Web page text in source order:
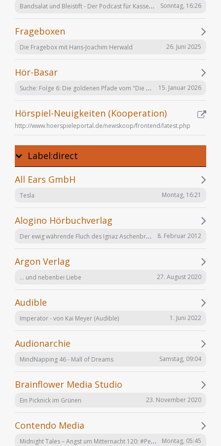
Bandsalat und Bleistift - Der Podcast für Kassetten-Kinder Sonntag, 16:26
Frageboxen
Die Fragebox mit Hans-Joachim Herwald 26. Juni 2025
Hör-Basar
Suche: Folge 6: Die goldenen Pfade vom "Die Elfen" Hörspiel von Bernhard Hennen 15. Januar 2026
Hörspiel-Neuigkeiten (Kooperation)
http://www.hoerspieleportal.de/newskoop/frontend/latest.php
Label:direct
All Ears GmbH
Tesla Montag, 16:21
Alogino Hörbuchverlag
Der ewig währende Fluch des Ignaz Aschenbrenner 8. Februar 2012
Argon Verlag
... und nebenbei Liebe 27. August 2020
Audible
Imperator - von Kai Meyer (Audible) 1. Juni 2022
Audionarchie
MindNapping 46 - Mall of Dreams Samstag, 09:04
Brainflower Media Studio
Ein Picknick im Grünen 23. November 2020
Contendo Media
Midnight Tales – Angst um Mitternacht 120: #Penizitas ist real! (VÖ 7. August 2026) Montag, 05:45